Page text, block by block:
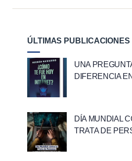
ÚLTIMAS PUBLICACIONES
UNA
DIFERENCIA
DÍA MUNDIAL
TRATA DE